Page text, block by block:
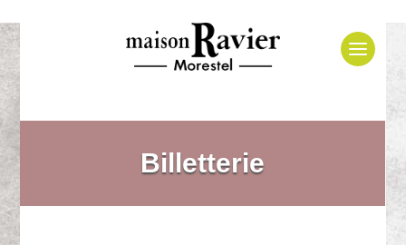
Billetterie